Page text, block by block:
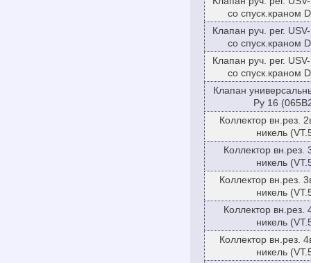
со спуск.краном
Клапан руч. рег.
со спуск.краном
Клапан руч. рег.
со спуск.краном
Клапан
Ру 16
Коллектор вн.рез.
никель
Коллектор вн.рез.
никель
Коллектор вн.рез.
никель
Коллектор вн.рез.
никель
Коллектор вн.рез.
никель